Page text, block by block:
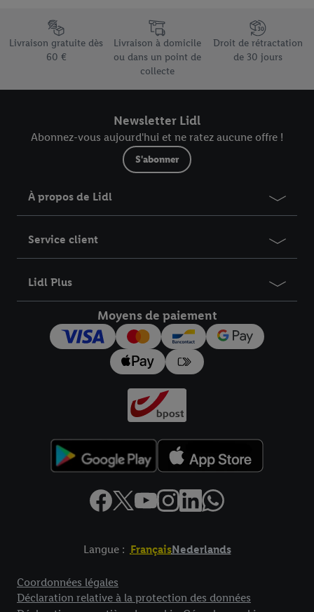
Élément du pied de page avec les différents arguments de
Livraison gratuite dès
60 €
Livraison à domicile
ou dans un point de
collecte
Droit de rétractation
de 30 jours
Newsletter Lidl
Abonnez-vous aujourd'hui et ne ratez aucune offre !
S'abonner
À propos de Lidl
Service client
Lidl Plus
Moyens de paiement
Langue : FrançaisNederlands
Coordonnées légales
Déclaration relative à la protection des données